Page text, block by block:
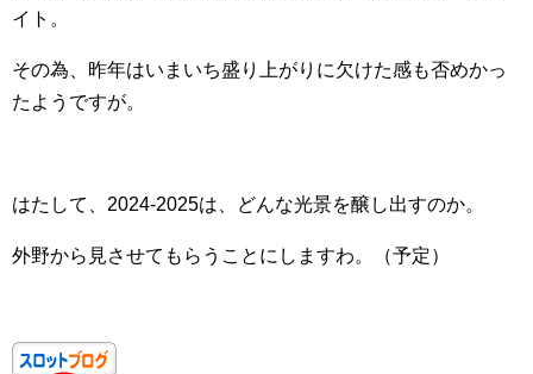
イト。
その為、昨年はいまいち盛り上がりに欠けた感も否めかっ
たようですが。
はたして、2024‐2025は、どんな光景を醸し出すのか。
外野から見させてもらうことにしますわ。（予定）